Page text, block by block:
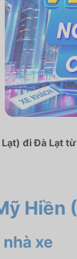
đi Đà Lạt
xe